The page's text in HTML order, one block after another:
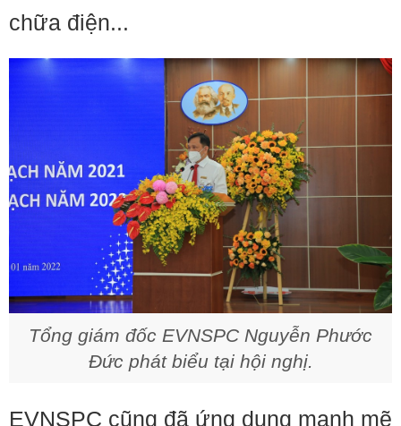
chữa điện...
Tổng giám đốc EVNSPC Nguyễn Phước
Đức phát biểu tại hội nghị.
EVNSPC cũng đã ứng dụng mạnh mẽ